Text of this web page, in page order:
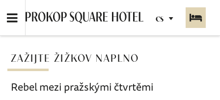
CS
ZAŽIJTE ŽIŽKOV NAPLNO
Rebel mezi pražskými čtvrtěmi